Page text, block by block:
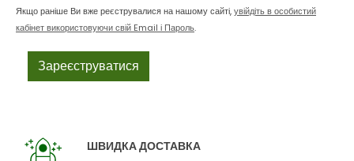
Якщо раніше Ви вже реєструвалися на нашому сайті,увійдіть в особистий
кабінет використовуючи свій Email і Пароль.
ШВИДКА ДОСТАВКА